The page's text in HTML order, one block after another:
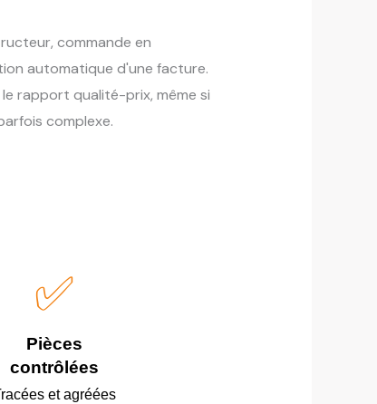
commande en
automatique d'une facture.
rapport qualité-prix, même si
complexe.
✅
Pièces
contrôlées
et agréées